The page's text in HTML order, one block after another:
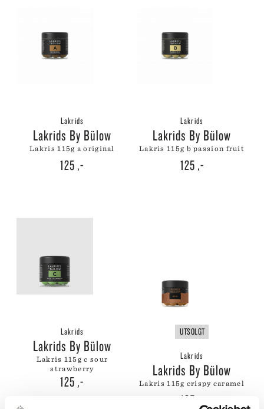
Lakrids
Lakrids By Bülow
lakris 115g a original
125 ,-
Lakrids
Lakrids By Bülow
lakris 115g b passion fruit
125 ,-
Lakrids
Lakrids By Bülow
lakris 115g c sour
strawberry
125 ,-
UTSOLGT
Lakrids
Lakrids By Bülow
lakris 115g crispy caramel
135